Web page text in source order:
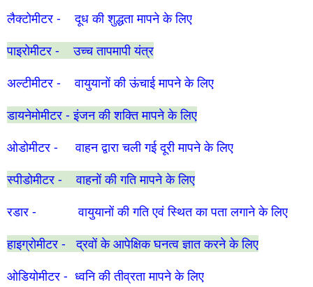
लैक्टोमीटर - दूध की शुद्धता मापने के लिए
पाइरोमीटर - उच्च तापमापी यंत्र
अल्टीमीटर - वायुयानों की ऊंचाई मापने के लिए
डायनेमोमीटर - इंजन की शक्ति मापने के लिए
ओडोमीटर - वाहन द्वारा चली गई दूरी मापने के लिए
स्पीडोमीटर - वाहनों की गति मापने के लिए
रडार - वायुयानों की गति एवं स्थित का पता लगाने के लिए
हाइग्रोमीटर - द्रवों के आपेक्षिक घनत्व ज्ञात करने के लिए
ओडियोमीटर - ध्वनि की तीव्रता मापने के लिए